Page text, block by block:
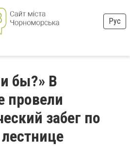
Рус
бы?» В
провели
забег по